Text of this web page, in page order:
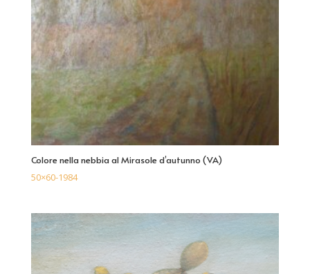
Colore nella nebbia al Mirasole d’autunno (VA)
50×60-1984